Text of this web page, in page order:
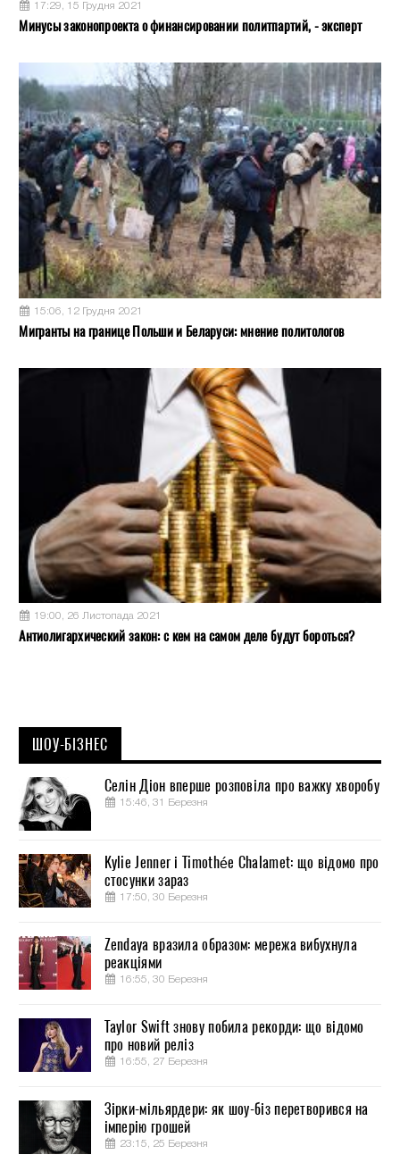
17:29, 15 Грудня 2021
Минусы законопроекта о финансировании политпартий, - эксперт
15:06, 12 Грудня 2021
Мигранты на границе Польши и Беларуси: мнение политологов
19:00, 26 Листопада 2021
Антиолигархический закон: с кем на самом деле будут бороться?
ШОУ-БІЗНЕС
Селін Діон вперше розповіла про важку хворобу
15:46, 31 Березня
Kylie Jenner і Timothée Chalamet: що відомо про
стосунки зараз
17:50, 30 Березня
Zendaya вразила образом: мережа вибухнула
реакціями
16:55, 30 Березня
Taylor Swift знову побила рекорди: що відомо
про новий реліз
16:55, 27 Березня
Зірки-мільярдери: як шоу-біз перетворився на
імперію грошей
23:15, 25 Березня